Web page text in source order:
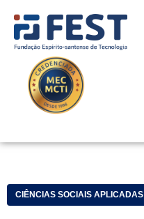
CIÊNCIAS SOCIAIS APLICADAS